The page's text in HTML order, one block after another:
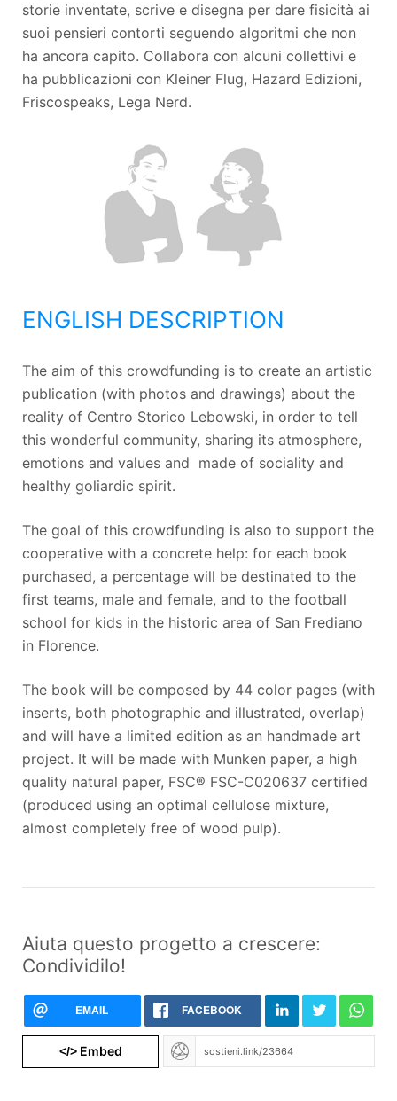
storie inventate, scrive e disegna per dare fisicità ai
suoi pensieri contorti seguendo algoritmi che non
ha ancora capito. Collabora con alcuni collettivi e
ha pubblicazioni con Kleiner Flug, Hazard Edizioni,
Friscospeaks, Lega Nerd.
ENGLISH DESCRIPTION
The aim of this crowdfunding is to create an artistic
publication (with photos and drawings) about the
reality of Centro Storico Lebowski, in order to tell
this wonderful community, sharing its atmosphere,
emotions and values and made of sociality and
healthy goliardic spirit.
The goal of this crowdfunding is also to support the
cooperative with a concrete help: for each book
purchased, a percentage will be destinated to the
first teams, male and female, and to the football
school for kids in the historic area of San Frediano
in Florence.
The book will be composed by 44 color pages (with
inserts, both photographic and illustrated, overlap)
and will have a limited edition as an handmade art
project. It will be made with Munken paper, a high
quality natural paper, FSC® FSC-C020637 certified
(produced using an optimal cellulose mixture,
almost completely free of wood pulp).
Aiuta questo progetto a crescere:
Condividilo!
EMAIL FACEBOOK
</>Embed